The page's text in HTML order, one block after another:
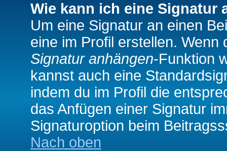
Wie kann ich eine Signatur
Um eine Signatur an einen
eine im Profil erstellen.
Signatur anhängen-Funktion
kannst auch eine
indem du im Profil die
das Anfügen einer Signatur
Signaturoption beim
Nach oben